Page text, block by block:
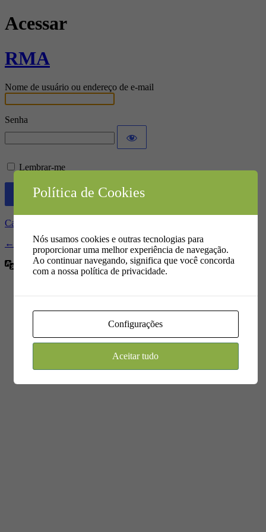
Acessar
RMA
Nome de usuário ou endereço de e-mail
Senha
Lembrar-me
Cadastre-se
← Ir para RMA
Idioma
Política de Cookies
Nós usamos cookies e outras tecnologias para
proporcionar uma melhor experiência de navegação.
Ao continuar navegando, significa que você concorda
com a nossa política de privacidade.
Configurações
Aceitar tudo